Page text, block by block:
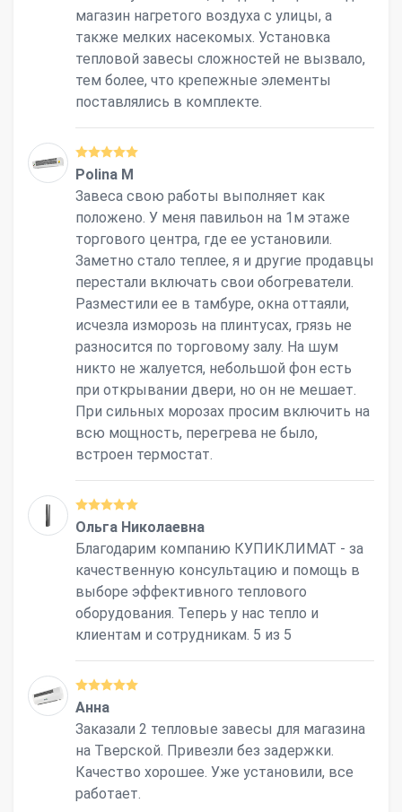
магазин нагретого воздуха с улицы, а
также мелких насекомых. Установка
тепловой завесы сложностей не вызвало,
тем более, что крепежные элементы
поставлялись в комплекте.
Polina M
Завеса свою работы выполняет как
положено. У меня павильон на 1м этаже
торгового центра, где ее установили.
Заметно стало теплее, я и другие продавцы
перестали включать свои обогреватели.
Разместили ее в тамбуре, окна оттаяли,
исчезла изморозь на плинтусах, грязь не
разносится по торговому залу. На шум
никто не жалуется, небольшой фон есть
при открывании двери, но он не мешает.
При сильных морозах просим включить на
всю мощность, перегрева не было,
встроен термостат.
Ольга Николаевна
Благодарим компанию КУПИКЛИМАТ - за
качественную консультацию и помощь в
выборе эффективного теплового
оборудования. Теперь у нас тепло и
клиентам и сотрудникам. 5 из 5
Анна
Заказали 2 тепловые завесы для магазина
на Тверской. Привезли без задержки.
Качество хорошее. Уже установили, все
работает.